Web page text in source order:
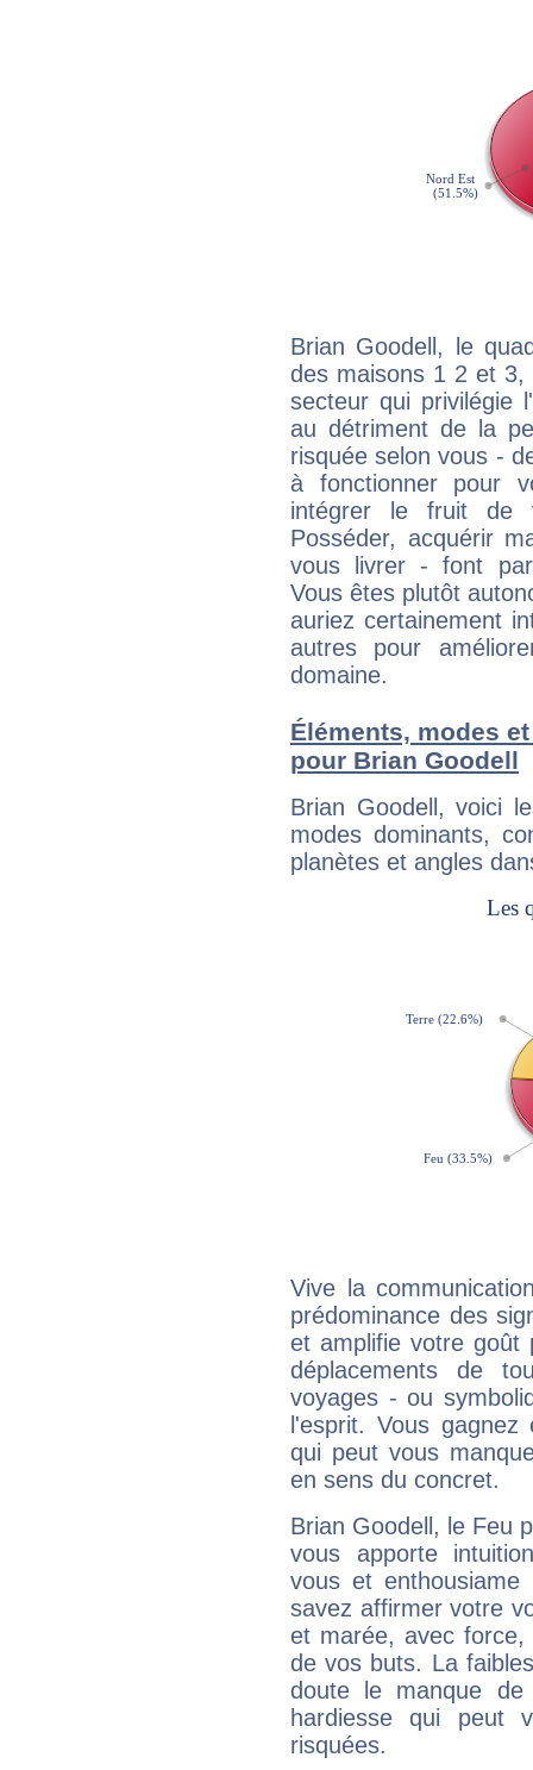
Brian Goodell, le
des maisons 1 2 et
secteur qui privilégie
au détriment de la
risquée selon vous -
à fonctionner pour
intégrer le fruit de
Posséder, acquérir
vous livrer - font
Vous êtes plutôt
auriez certainement
autres pour
domaine.
Éléments, modes
pour Brian Goodell
Brian Goodell, voici
modes dominants,
planètes et angles
Vive la
prédominance des
et amplifie votre goût
déplacements de
voyages - ou
l'esprit. Vous
qui peut vous
en sens du concret.
Brian Goodell, le Feu
vous apporte
vous et
savez affirmer votre
et marée, avec
de vos buts. La
doute le manque
hardiesse qui peut
risquées.